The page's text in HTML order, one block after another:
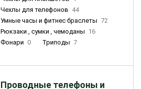
Чехлы для телефонов 44
Умные часы и фитнес браслеты 72
Рюкзаки , сумки , чемоданы 16
Фонари 0 Триподы 7
Проводные телефоны и